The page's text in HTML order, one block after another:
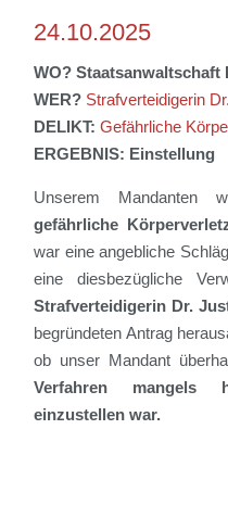
24.10.2025
WO?Staatsanwaltschaft
WER? Strafverteidigerin
DELIKT: Gefährliche
ERGEBNIS: Einstellung
Unserem Mandanten
gefährliche
war eine angebliche
eine diesbezügliche
Strafverteidigerin Dr.
begründeten Antrag
ob unser Mandant
Verfahren mangels
einzustellen war.